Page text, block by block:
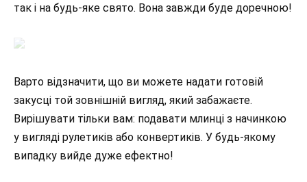
так і на будь-яке свято. Вона завжди буде доречною!
Варто відзначити, що ви можете надати готовій
закусці той зовнішній вигляд, який забажаєте.
Вирішувати тільки вам: подавати млинці з начинкою
у вигляді рулетиків або конвертиків. У будь-якому
випадку вийде дуже ефектно!